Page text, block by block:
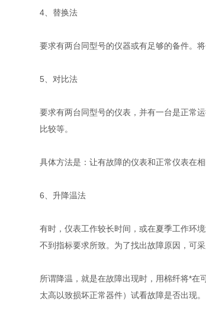
4、替换法
要求有两台同型号的仪器或有足够的备件。
5、对比法
要求有两台同型号的仪表，并有一台是正常
比较等。
具体方法是：让有故障的仪表和正常仪表在
6、升降温法
有时，仪表工作较长时间，或在夏季工作环
不到指标要求所致。为了找出故障原因，可
所谓降温，就是在故障出现时，用棉纤将*
太高以致损坏正常器件）试看故障是否出现。